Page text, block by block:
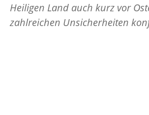
Heiligen Land auch kurz vor
zahlreichen Unsicherheiten